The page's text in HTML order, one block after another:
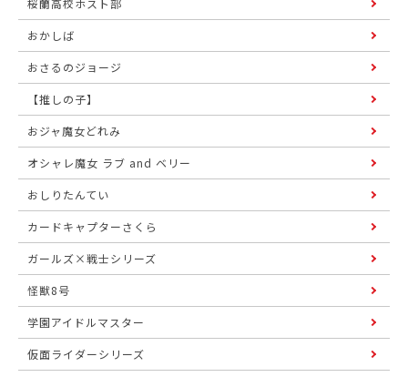
桜蘭高校ホスト部
おかしば
おさるのジョージ
【推しの子】
おジャ魔女どれみ
オシャレ魔女 ラブ and ベリー
おしりたんてい
カードキャプターさくら
ガールズ×戦士シリーズ
怪獣8号
学園アイドルマスター
仮面ライダーシリーズ